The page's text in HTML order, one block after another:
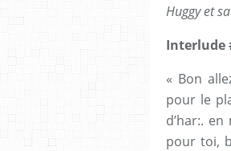
Huggy et
Interlude
« Bon
pour le
d’har:.
pour toi,